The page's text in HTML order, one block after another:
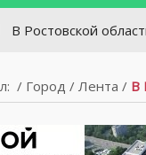
области
/ Город / Лента / В